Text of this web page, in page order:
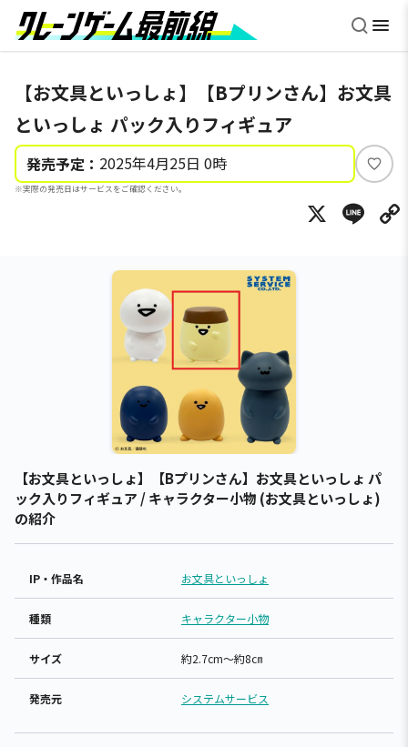
【お文具といっしょ】【Bプリンさん】お文具
といっしょ パック入りフィギュア
発売予定： 2025年4月25日 0時
※実際の発売日はサービスをご確認ください。
い
ね
X
【お文具といっしょ】【Bプリンさん】お文具といっしょ パ
ック入りフィギュア / キャラクター小物 (お文具といっしょ)
の紹介
IP・作品名 お文具といっしょ
種類 キャラクター小物
サイズ 約2.7cm～約8㎝
発売元 システムサービス